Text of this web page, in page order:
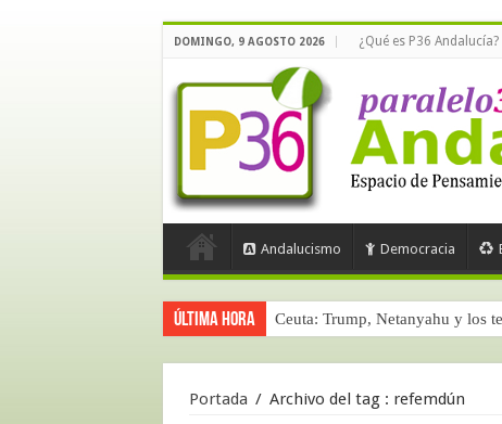
DOMINGO, 9 AGOSTO 2026 ¿Qué es P36 Andalucía?
Andalucismo Democracia
Última hora Ceuta: Trump, Netanyahu y los
Portada / Archivo del tag : refemdún